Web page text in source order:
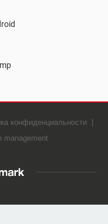
конфиденциальности
management